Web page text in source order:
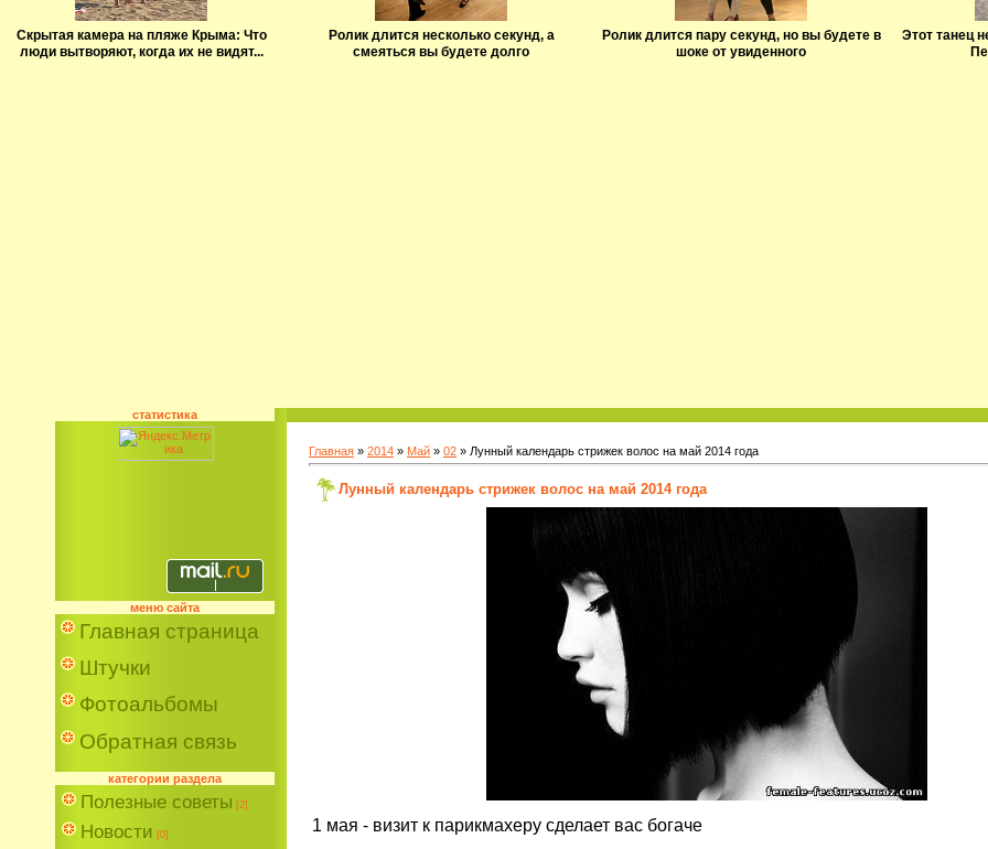
Скрытая камера на пляже Крыма: Что
люди вытворяют, когда их не видят...
Ролик длится несколько секунд, а
смеяться вы будете долго
Ролик длится пару секунд, но вы будете в
шоке от увиденного
Этот танец
статистика
меню сайта
Главная страница
Штучки
Фотоальбомы
Обратная связь
категории раздела
Полезные советы [2]
Новости [0]
Главная » 2014 » Май » 02 » Лунный календарь стрижек волос на май 2014 года
Лунный календарь стрижек волос на май 2014 года
1 мая - визит к парикмахеру сделает вас богаче